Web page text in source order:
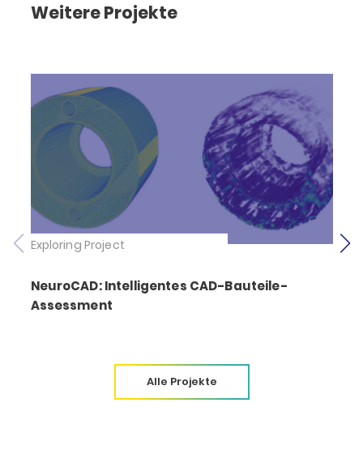
Weitere Projekte
Exploring Project
NeuroCAD: Intelligentes CAD-Bauteile-
Assessment
Alle Projekte